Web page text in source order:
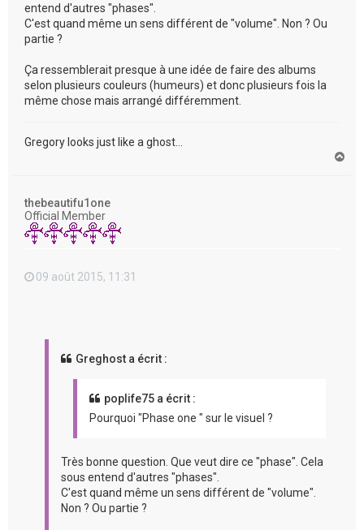
entend d'autres "phases".
C'est quand même un sens différent de "volume". Non ? Ou
partie ?
Ça ressemblerait presque à une idée de faire des albums
selon plusieurs couleurs (humeurs) et donc plusieurs fois la
même chose mais arrangé différemment.
Gregory looks just like a ghost...
thebeautifu1one
Official Member
09 août 2015, 11:31
Greghost a écrit :
poplife75 a écrit :
Pourquoi "Phase one " sur le visuel ?
Très bonne question. Que veut dire ce "phase". Cela
sous entend d'autres "phases".
C'est quand même un sens différent de "volume".
Non ? Ou partie ?